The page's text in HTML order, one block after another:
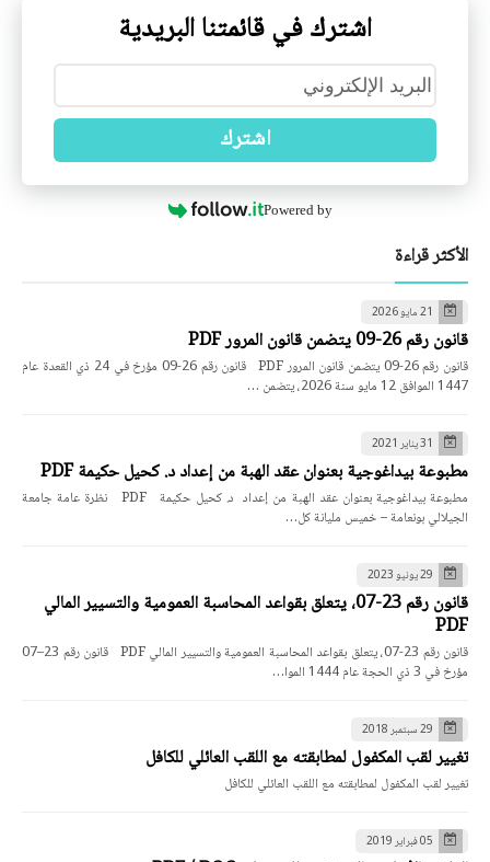
اشترك في قائمتنا البريدية
اشترك
Powered by
الأكثر قراءة
21 مايو 2026
قانون رقم 26-09 يتضمن قانون المرور PDF
قانون رقم 26-09 يتضمن قانون المرور PDF قانون رقم 26-09 مؤرخ في 24 ذي القعدة عام
1447 الموافق 12 مايو سنة 2026، يتضمن …
31 يناير 2021
مطبوعة بيداغوجية بعنوان عقد الهبة من إعداد د. كحيل حكيمة PDF
مطبوعة بيداغوجية بعنوان عقد الهبة من إعداد د. كحيل حكيمة PDF نظرة عامة جامعة
الجيلالي بونعامة – خميس مليانة كل…
29 يونيو 2023
قانون رقم 23-07، يتعلق بقواعد المحاسبة العمومية والتسيير المالي
PDF
قانون رقم 23-07، يتعلق بقواعد المحاسبة العمومية والتسيير المالي PDF قانون رقم 23–07
مؤرخ في 3 ذي الحجة عام 1444 الموا…
29 سبتمبر 2018
تغيير لقب المكفول لمطابقته مع اللقب العائلي للكافل
تغيير لقب المكفول لمطابقته مع اللقب العائلي للكافل
05 فبراير 2019